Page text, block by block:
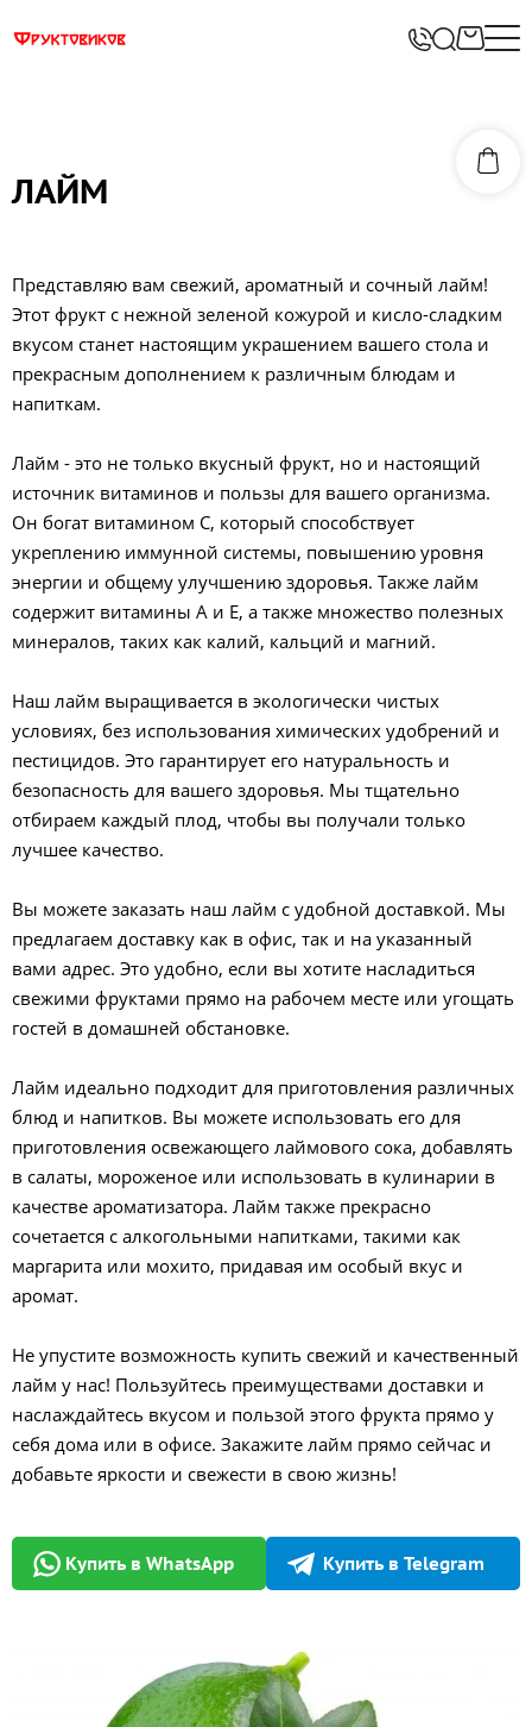
ЛАЙМ
Представляю вам свежий, ароматный и сочный лайм!
Этот фрукт с нежной зеленой кожурой и кисло-сладким
вкусом станет настоящим украшением вашего стола и
прекрасным дополнением к различным блюдам и
напиткам.
Лайм - это не только вкусный фрукт, но и настоящий
источник витаминов и пользы для вашего организма.
Он богат витамином C, который способствует
укреплению иммунной системы, повышению уровня
энергии и общему улучшению здоровья. Также лайм
содержит витамины А и E, а также множество полезных
минералов, таких как калий, кальций и магний.
Наш лайм выращивается в экологически чистых
условиях, без использования химических удобрений и
пестицидов. Это гарантирует его натуральность и
безопасность для вашего здоровья. Мы тщательно
отбираем каждый плод, чтобы вы получали только
лучшее качество.
Вы можете заказать наш лайм с удобной доставкой. Мы
предлагаем доставку как в офис, так и на указанный
вами адрес. Это удобно, если вы хотите насладиться
свежими фруктами прямо на рабочем месте или угощать
гостей в домашней обстановке.
Лайм идеально подходит для приготовления различных
блюд и напитков. Вы можете использовать его для
приготовления освежающего лаймового сока, добавлять
в салаты, мороженое или использовать в кулинарии в
качестве ароматизатора. Лайм также прекрасно
сочетается с алкогольными напитками, такими как
маргарита или мохито, придавая им особый вкус и
аромат.
Не упустите возможность купить свежий и качественный
лайм у нас! Пользуйтесь преимуществами доставки и
наслаждайтесь вкусом и пользой этого фрукта прямо у
себя дома или в офисе. Закажите лайм прямо сейчас и
добавьте яркости и свежести в свою жизнь!
Купить в WhatsApp Купить в Telegram